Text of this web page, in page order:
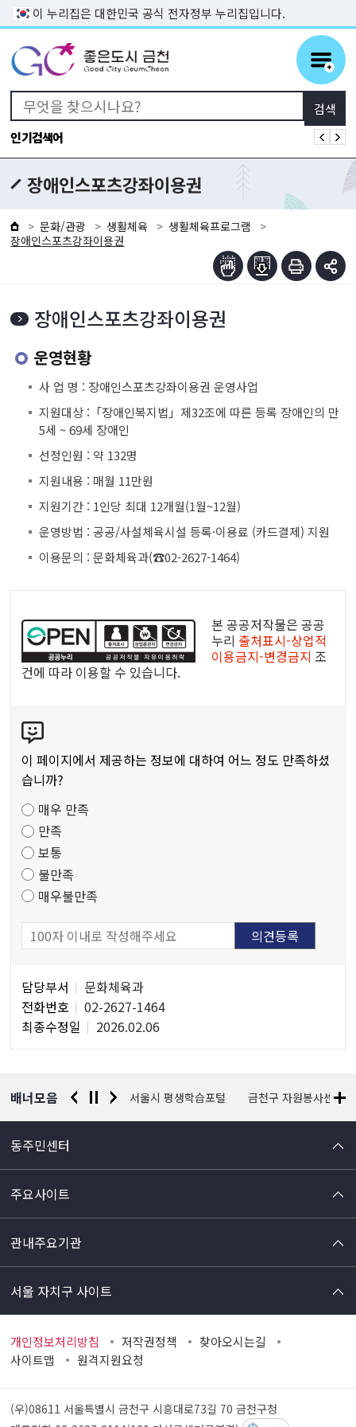
본문 바로가기
이 누리집은 대한민국 공식 전자정부 누리집입니다.
인기검색어
장애인스포츠강좌이용권
문화/관광 생활체육
생활체육프로그램
장애인스포츠강좌이용권
장애인스포츠강좌이용권
운영현황
사 업 명 : 장애인스포츠강좌이용권 운영사업
지원대상 :「장애인복지법」제32조에 따른 등록 장애인의 만
5세 ~ 69세 장애인
선정인원 : 약 132명
지원내용 : 매월 11만원
지원기간 : 1인당 최대 12개월(1월~12월)
운영방법 : 공공/사설체육시설 등록·이용료 (카드결제) 지원
이용문의 : 문화체육과(☎02-2627-1464)
공
리
공
저
작
물
본 공공저작물은 공공
누리 출처표시-상업적
이용금지-변경금지 조
건에 따라 이용할 수 있습니다.
텐
츠
만
도
조
사
이 페이지에서 제공하는 정보에 대하여 어느 정도 만족하셨
습니까?
매우 만족
만족
보통
불만족
매우불만족
당
자
정
담당부서
문화체육과
전화번호
02-2627-1464
최종수정일
2026.02.06
배너모음
찰청 유실물 통합포털 서울시 평생학습포털 금천구 자원봉사센터
동주민센터
주요사이트
관내주요기관
서울 자치구 사이트
개인정보처리방침 저작권정책
찾아오시는길
사이트맵
원격지원요청
(우)08611 서울특별시 금천구 시흥대로73길 70금천구청